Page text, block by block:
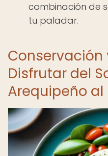
combinación de
tu paladar.
Conservación
Disfrutar del
Arequipeño al